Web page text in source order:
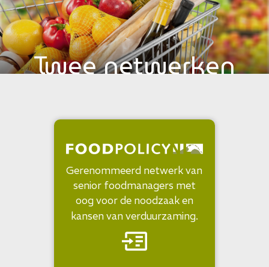
Twee netwerken
Gerenommeerd netwerk van
senior foodmanagers met
oog voor de noodzaak en
kansen van verduurzaming.